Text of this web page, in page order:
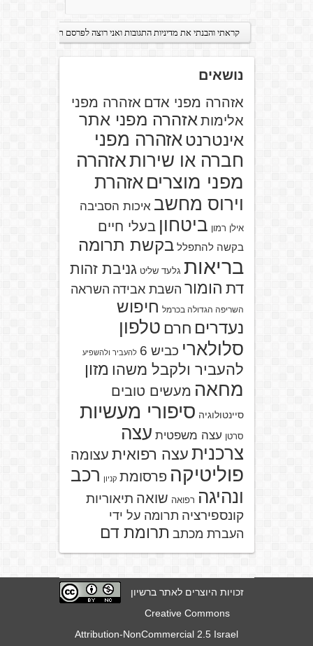
נושאים
אזהרה מפני אדם אזהרה מפני
אלימות אזהרה מפני אתר
אינטרנט אזהרה מפני
חברה או שירותאזהרה
מפני מוצרים אזהרת
וירוס מחשב איכות הסביבה
אילן רמון ביטחון בעלי חיים
בקשה להתפלל בקשת תרומה
בריאות גלעד שליט גניבת זהות
דת הומור השבת אבידה השראה
השריפה הגדולה בכרמל חיפוש
נעדרים חרם טלפון
סלולארי כביש 6 להעביר ולהשפיע
להעביר ולקבל משהו מזון
מחאה מעשים טובים
סיינטולוגיה סיפורי מעשיות
סרטן עצה משפטית עצה
צרכנית עצה רפואית עצומה
פוליטיקה פרסומת קניון רכב
ונהיגה רפואה שואה תיאוריות
קונספירציה תרומה על ידי
העברת מכתב תרומת דם
זכויות היוצרים לאתר ברשיון
Creative Commons
Attribution-NonCommercial 2.5 Israel